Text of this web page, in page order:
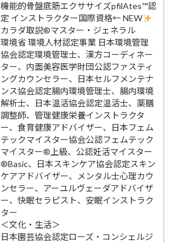
機能的骨盤底筋エクササイズpfilAtes™認
定 インストラクター国際資格← NEW
カラダ取説®マスター・ジェネラル
環境省 環境人材認定事業 日本環境管理
協会認定環境管理士、漢方コーディネー
ター、内面美容医学財団公認ファスティ
ングカウンセラー、日本セルフメンテナ
ンス協会認定腸内環境管理士、腸内環境
解析士、日本温活協会認定温活士、薬膳
調整師、管理健康栄養インストラクタ
ー、食育健康アドバイザー、日本フェム
テックマイスター協会公認フェムテック
マイスター®上級、公認妊活マイスター
®Basic、日本スキンケア協会認定スキン
ケアアドバイザー、メンタル士心理カウ
ンセラー、アーユルヴェーダアドバイザ
ー、快眠セラピスト、安眠インストラク
ター
＜文化・生活＞
日本園芸協会認定ローズ・コンシェルジ